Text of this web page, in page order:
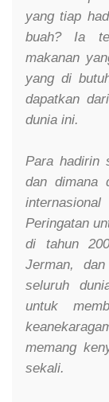
yang tiap
buah? Ia
makanan
yang di
dapatkan
dunia ini.
Para hadirin
dan dimana
Peringatan
di tahun
Jerman,
seluruh
untuk
memang
sekali.